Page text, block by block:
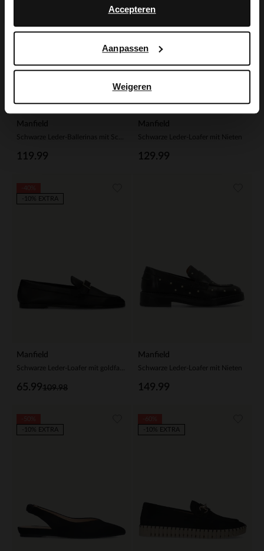
Accepteren
Aanpassen
Weigeren
Manfield
119.99
Manfield
Schwarze Leder-Loafer mit Nieten
129.99
Manfield
109.98
65.99
-10% EXTRA
Manfield
Schwarze Leder-Loafer mit Nieten
149.99
-10% EXTRA
-10% EXTRA